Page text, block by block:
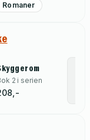
Romaner
2 i serien